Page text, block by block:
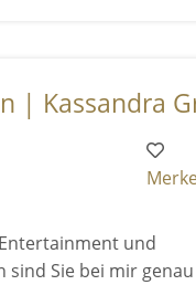
| Kassandra
und
sind Sie bei mir